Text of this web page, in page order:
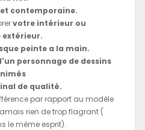
contemporaine.
votre intérieur ou
extérieur.
peinte a la main.
personnage de dessins
de qualité.
par rapport au modèle
rien de trop flagrant (
le même esprit).